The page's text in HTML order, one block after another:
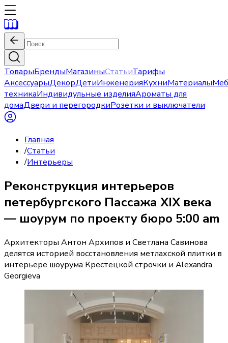
ТоварыБрендыМагазиныСтатьиТарифы
АксессуарыДекорДетиИнженерияКухниМатериалы
техникаИндивидульные изделияАроматы для
домаДвери и перегородкиРозетки и выключатели
Главная
/Статьи
/Интерьеры
Реконструкция интерьеров
петербургского Пассажа XIX века
— шоурум по проекту бюро 5:00 am
Архитекторы Антон Архипов и Светлана Савинова
делятся историей восстановления метлахской плитки в
интерьере шоурума Крестецкой строчки и Alexandra
Georgieva